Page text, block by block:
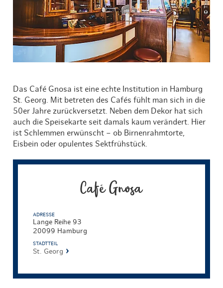
Das Café Gnosa ist eine echte Institution in Hamburg
St. Georg. Mit betreten des Cafés fühlt man sich in die
50er Jahre zurückversetzt. Neben dem Dekor hat sich
auch die Speisekarte seit damals kaum verändert. Hier
ist Schlemmen erwünscht – ob Birnenrahmtorte,
Eisbein oder opulentes Sektfrühstück.
Café Gnosa
ADRESSE
Lange Reihe 93
20099 Hamburg
STADTTEIL
St. Georg